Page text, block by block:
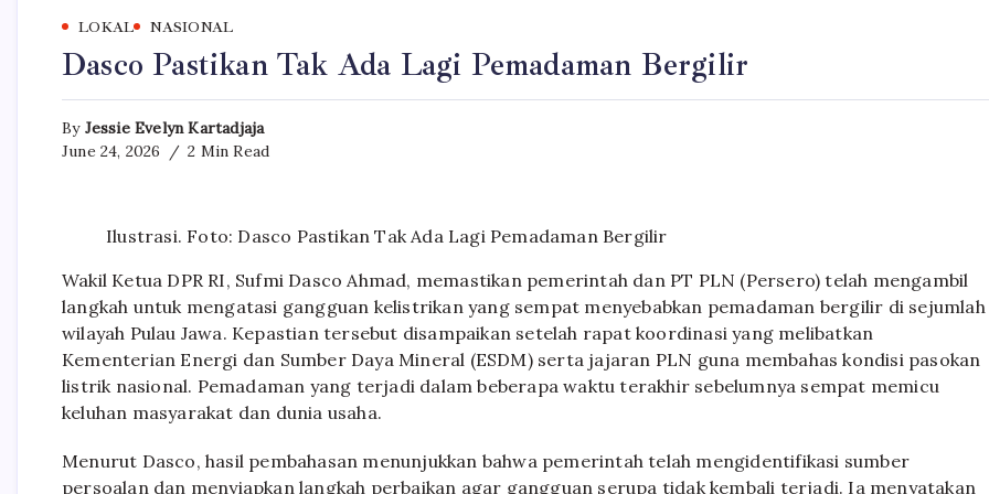
LOKAL NASIONAL
Dasco Pastikan Tak Ada Lagi Pemadaman Bergilir
By Jessie Evelyn Kartadjaja
June 24, 2026
2 Min Read
Ilustrasi. Foto: Dasco Pastikan Tak Ada Lagi Pemadaman Bergilir
Wakil Ketua DPR RI, Sufmi Dasco Ahmad, memastikan pemerintah dan PT PLN (Persero) telah mengambil
langkah untuk mengatasi gangguan kelistrikan yang sempat menyebabkan pemadaman bergilir di sejumlah
wilayah Pulau Jawa. Kepastian tersebut disampaikan setelah rapat koordinasi yang melibatkan
Kementerian Energi dan Sumber Daya Mineral (ESDM) serta jajaran PLN guna membahas kondisi pasokan
listrik nasional. Pemadaman yang terjadi dalam beberapa waktu terakhir sebelumnya sempat memicu
keluhan masyarakat dan dunia usaha.
Menurut Dasco, hasil pembahasan menunjukkan bahwa pemerintah telah mengidentifikasi sumber
persoalan dan menyiapkan langkah perbaikan agar gangguan serupa tidak kembali terjadi. Ia menyatakan